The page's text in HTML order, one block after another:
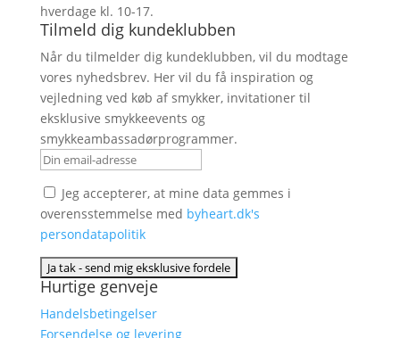
hverdage kl. 10-17.
Tilmeld dig kundeklubben
Når du tilmelder dig kundeklubben, vil du modtage
vores nyhedsbrev. Her vil du få inspiration og
vejledning ved køb af smykker, invitationer til
eksklusive smykkeevents og
smykkeambassadørprogrammer.
Jeg accepterer, at mine data gemmes i
overensstemmelse med byheart.dk's
persondatapolitik
Hurtige genveje
Handelsbetingelser
Forsendelse og levering